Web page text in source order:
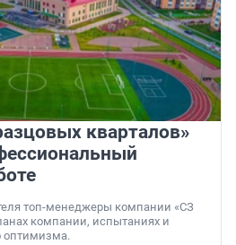
кварталов»
топ-менеджеры компании «СЗ
компании, испытаниях и
оптимизма.